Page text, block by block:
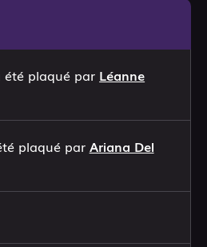
été plaqué par Léanne
plaqué par Ariana Del